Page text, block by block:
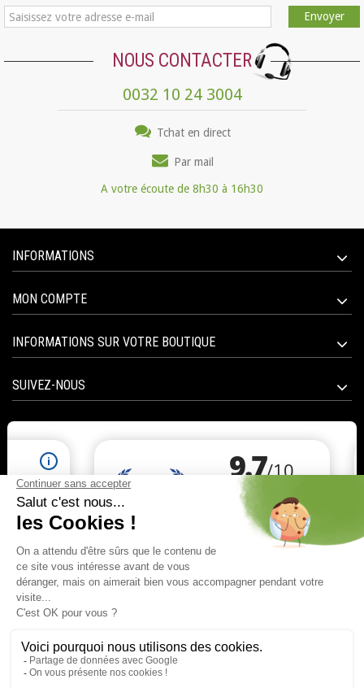
Envoyer
NOUS CONTACTER
0032 10 24 3004
Tchat en direct
Par mail
A votre écoute de 8h30 à 16h30
INFORMATIONS
MON COMPTE
INFORMATIONS SUR VOTRE BOUTIQUE
SUIVEZ-NOUS
Marchand approuvé par la Société des Avis Garantis,
© 2020 All right reserved BIOTICAS | E-commerce software